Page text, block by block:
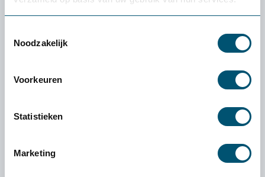
Noodzakelijk
Voorkeuren
Statistieken
Marketing
Ervaren of een product
proefplaatsing van